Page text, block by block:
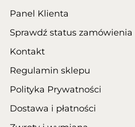
Panel Klienta
Sprawdź status zamówienia
Kontakt
Regulamin sklepu
Polityka Prywatności
Dostawa i płatności